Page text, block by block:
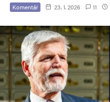
Komentář 23. 1. 2026 11